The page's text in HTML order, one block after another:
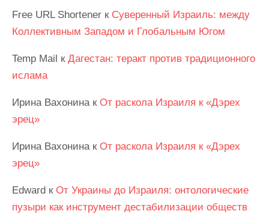
Free URL Shortener к Суверенный Израиль: между
Коллективным Западом и Глобальным Югом
Temp Mail к Дагестан: теракт против традиционного
ислама
Ирина Вахонинак От раскола Израиля к «Дэрех
эрец»
Ирина Вахонинак От раскола Израиля к «Дэрех
эрец»
Edward к От Украины до Израиля: онтологические
пузыри как инструмент дестабилизации обществ